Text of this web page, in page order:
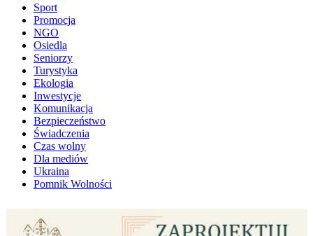
Sport
Promocja
NGO
Osiedla
Seniorzy
Turystyka
Ekologia
Inwestycje
Komunikacja
Bezpieczeństwo
Świadczenia
Czas wolny
Dla mediów
Ukraina
Pomnik Wolności